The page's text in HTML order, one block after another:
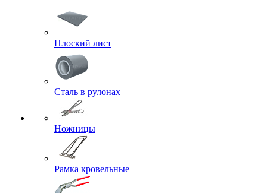
Плоский лист
Сталь в рулонах
Ножницы
Рамка кровельные